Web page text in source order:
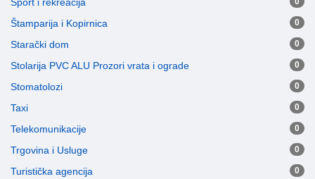
Štamparija i Kopirnica 0
Starački dom 0
Stolarija PVC ALU Prozori vrata i ograde 0
Stomatolozi 0
Taxi 0
Telekomunikacije 0
Trgovina i Usluge 0
Turistička agencija 0